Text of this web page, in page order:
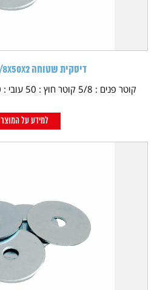
דיסקית שטוחה 5/8X50X2 - מגולוון
קוטר פנים : 5/8 קוטר חוץ : 50 עובי : 1.5-2.0 כמות בקופסא...
למידע על המוצר